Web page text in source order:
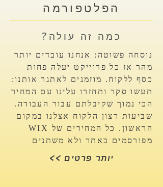
הפלטפורמה
?כמה זה עולה
נוסחה פשוטה: אנחנו עובדים יותר
מהר אז כל פרוייקט יעלה פחות
כסף ללקוח. מוזמנים לאתגר אותנו:
תעשו סקר ותחזרו עלינו עם המחיר
הכי נמוך שקיבלתם עבור העבודה.
שביעות רצון הלקוח אצלנו במקום
הראשון. כל המחירים של WIX
מפורסמים באתר ולא משתנים
<< יותר פרטים